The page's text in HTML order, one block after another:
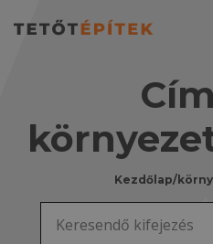
Kezdőlap/